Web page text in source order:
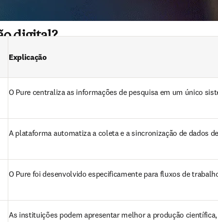
digital?
Explicação
O Pure centraliza as informações de pesquisa em um único
A plataforma automatiza a coleta e a sincronização de dados
O Pure foi desenvolvido especificamente para fluxos de
As instituições podem apresentar melhor a produção